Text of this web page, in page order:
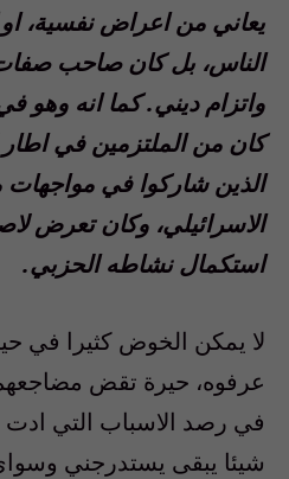
يعاني من اعراض نفسية،
الناس، بل كان صاحب
واتزام ديني. كما انه وهو
كان من الملتزمين في
الذين شاركوا في مواجهات
الاسرائيلي، وكان تعرض
استكمال نشاطه الحزبي.
لا يمكن الخوض كثيرا في
عرفوه، حيرة تقض
في رصد الاسباب التي ادت
شيئا يبقى يستدرجني